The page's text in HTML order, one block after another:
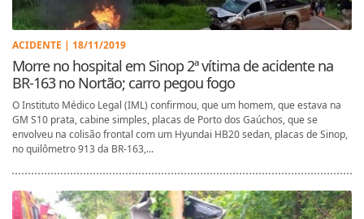
ACIDENTE | 18/11/2019
Morre no hospital em Sinop 2ª vítima de acidente na
BR-163 no Nortão; carro pegou fogo
O Instituto Médico Legal (IML) confirmou, que um homem, que estava na
GM S10 prata, cabine simples, placas de Porto dos Gaúchos, que se
envolveu na colisão frontal com um Hyundai HB20 sedan, placas de Sinop,
no quilômetro 913 da BR-163,...